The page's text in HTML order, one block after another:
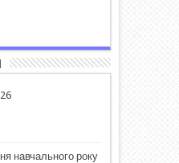
навчального року